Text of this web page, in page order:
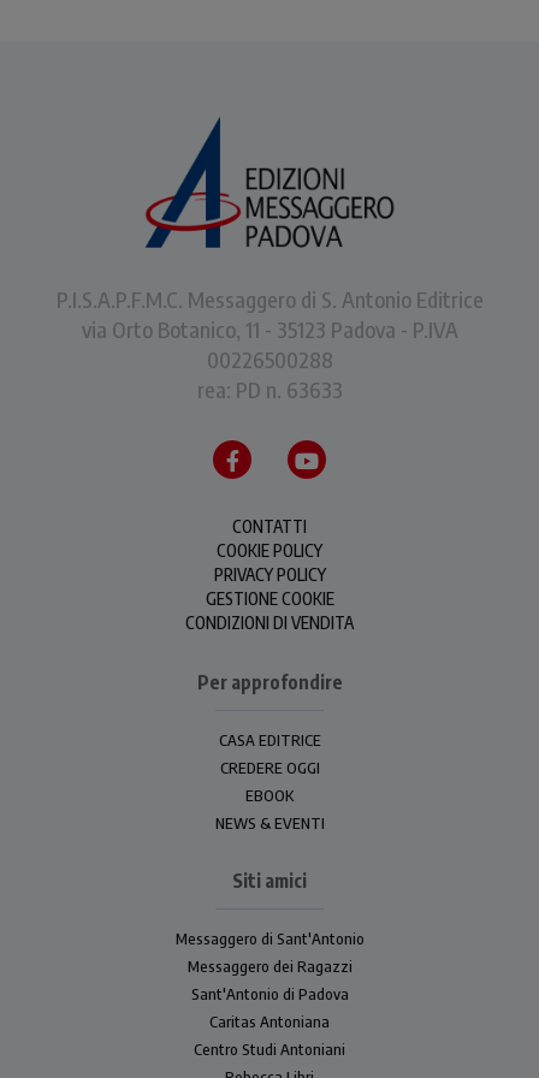
P.I.S.A.P.F.M.C. Messaggero di S. Antonio Editrice
via Orto Botanico, 11 - 35123 Padova - P.IVA
00226500288
rea: PD n. 63633
CONTATTI
COOKIE POLICY
PRIVACY POLICY
GESTIONE COOKIE
CONDIZIONI DI VENDITA
Per approfondire
CASA EDITRICE
CREDERE OGGI
EBOOK
NEWS & EVENTI
Siti amici
Messaggero di Sant'Antonio
Messaggero dei Ragazzi
Sant'Antonio di Padova
Caritas Antoniana
Centro Studi Antoniani